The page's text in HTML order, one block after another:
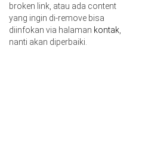
broken link, atau ada content
yang ingin di-remove bisa
diinfokan via halaman kontak,
nanti akan diperbaiki.